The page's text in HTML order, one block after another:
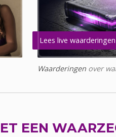
Lees live
Waarderingen over
EEN